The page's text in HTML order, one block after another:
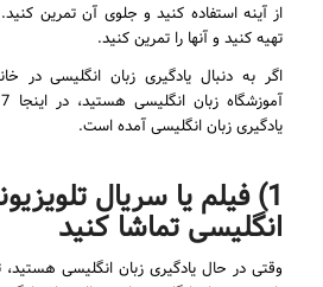
از آینه استفاده کنید و جلوی آن تمرین
تهیه کنید و آنها را تمرین کنید.
اگر به دنبال یادگیری زبان انگلیسی در
یادگیری زبان انگلیسی آمده است.
1) فیلم یا سریال
انگلیسی تماشا کنید
وقتی در حال یادگیری زبان انگلیسی هستید،